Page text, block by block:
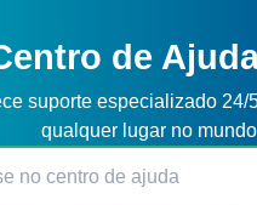
de
suporte especializado 24/
qualquer lugar no